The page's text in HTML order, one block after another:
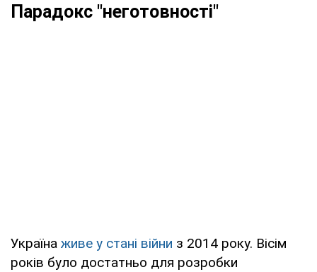
Парадокс "неготовності"
Україна живе у стані війни з 2014 року. Вісім
років було достатньо для розробки